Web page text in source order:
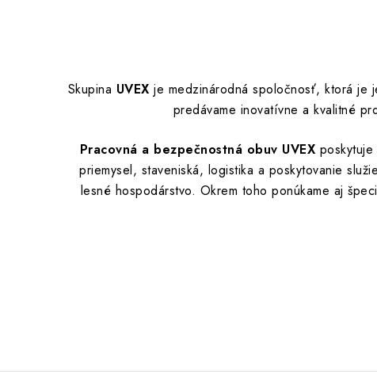
Skupina UVEX je medzinárodná spoločnosť, ktorá je
predávame inovatívne a kvalitné
Pracovná a bezpečnostná obuv UVEX
priemysel, staveniská, logistika a poskytovanie
lesné hospodárstvo. Okrem toho ponúkame aj